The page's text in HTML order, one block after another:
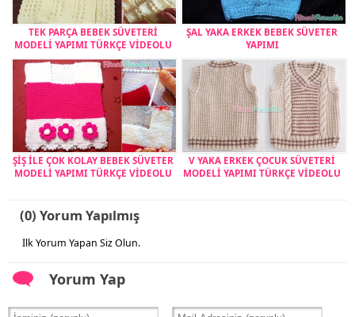
TEK PARÇA BEBEK SÜVETERİ
MODELİ YAPIMI TÜRKÇE VİDEOLU
ŞAL YAKA ERKEK BEBEK SÜVETER
YAPIMI
ŞİŞ İLE ÇOK KOLAY BEBEK SÜVETER
MODELİ YAPIMI TÜRKÇE VİDEOLU
V YAKA ERKEK ÇOCUK SÜVETERİ
MODELİ YAPIMI TÜRKÇE VİDEOLU
(0) Yorum Yapılmış
İlk Yorum Yapan Siz Olun.
Yorum Yap